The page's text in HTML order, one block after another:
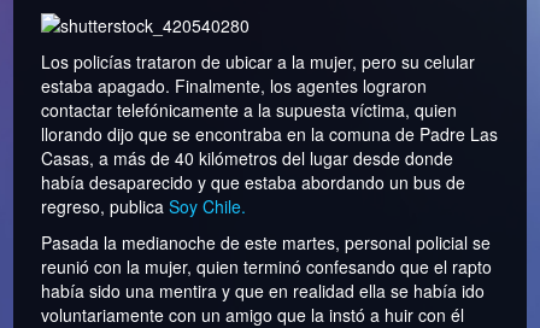
Los policías trataron de ubicar a la mujer, pero su celular
estaba apagado. Finalmente, los agentes lograron
contactar telefónicamente a la supuesta víctima, quien
llorando dijo que se encontraba en la comuna de Padre Las
Casas, a más de 40 kilómetros del lugar desde donde
había desaparecido y que estaba abordando un bus de
regreso, publicaSoy Chile.
Pasada la medianoche de este martes, personal policial se
reunió con la mujer, quien terminó confesando que el rapto
había sido una mentira y que en realidad ella se había ido
voluntariamente con un amigo que la instó a huir con él